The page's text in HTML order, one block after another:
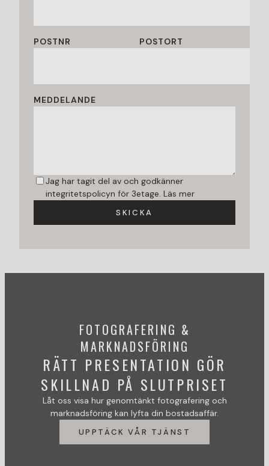
POSTNR POSTORT
MEDDELANDE
Jag har tagit del av och godkänner
integritetspolicyn för 3etage. Läs mer
SKICKA
FOTOGRAFERING &
MARKNADSFÖRING
RÄTT PRESENTATION GÖR
SKILLNAD PÅ SLUTPRISET
Låt oss visa hur genomtänkt fotografering och
marknadsföring kan lyfta din bostadsaffär.
UPPTÄCK VÅR TJÄNST